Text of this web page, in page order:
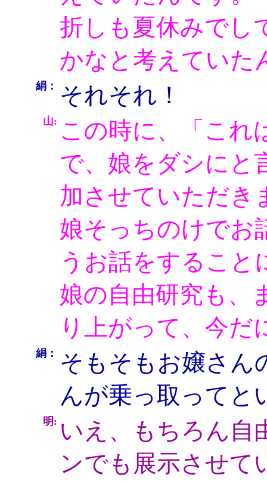
折しも夏休みでし
かなと考えていた
絹： それそれ！
山: この時に、「これ
で、娘をダシにと
加させていただき
娘そっちのけでお
うお話をすること
娘の自由研究も、
り上がって、今だ
絹：
そもそもお嬢さん
んが乗っ取ってと
明: いえ、もちろん自
ンでも展示させて